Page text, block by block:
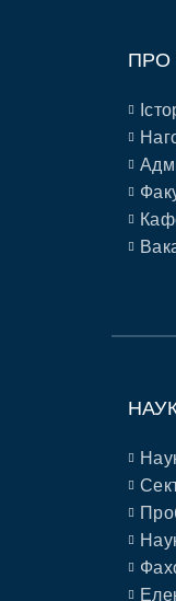
ПРО